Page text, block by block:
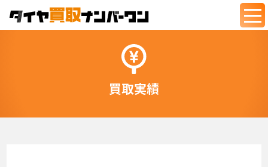
買取実績